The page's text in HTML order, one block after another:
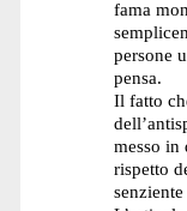
fama
persone
pensa.
Il fatto
messo in
rispetto